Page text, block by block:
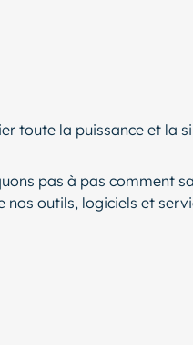
toute la puissance et
pas à pas comment
nos outils, logiciels et